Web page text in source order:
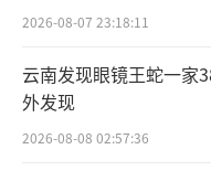
2026-08-07 23:18:11
云南发现眼镜王蛇一家
外发现
2026-08-08 02:57:36